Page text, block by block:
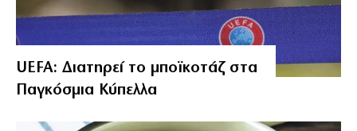
UEFA: Διατηρεί το μποϊκοτάζ στα
Παγκόσμια Κύπελλα